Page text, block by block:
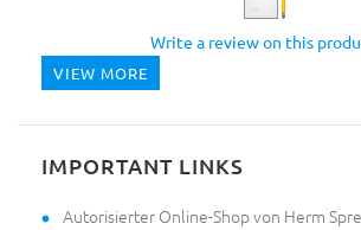
Write a review on this
VIEW MORE
IMPORTANT LINKS
Autorisierter Online-Shop von Herm